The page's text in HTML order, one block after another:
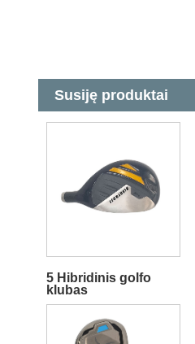
Susiję produktai
5 Hibridinis golfo
klubas